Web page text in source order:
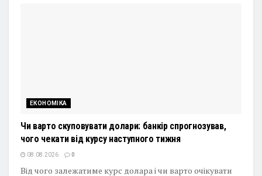
ЕКОНОМІКА
Чи варто скуповувати долари: банкір спрогнозував,
чого чекати від курсу наступного тижня
08.08.2026 0
Від чого залежатиме курс долара і чи варто очікувати